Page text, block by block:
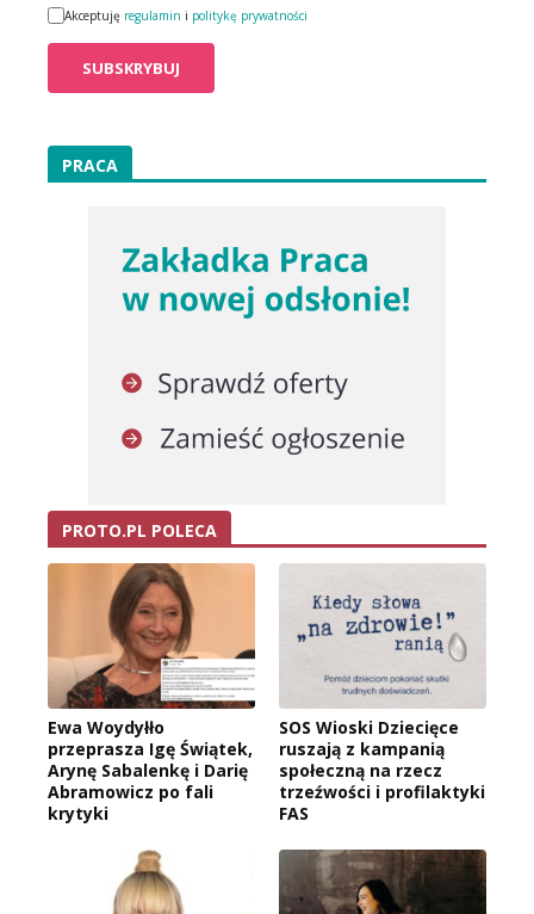
Akceptuję regulamin i politykę prywatności
PRACA
PROTO.PL POLECA
Ewa Woydyłło
przeprasza Igę Świątek,
Arynę Sabalenkę i Darię
Abramowicz po fali
krytyki
SOS Wioski Dziecięce
ruszają z kampanią
społeczną na rzecz
trzeźwości i profilaktyki
FAS